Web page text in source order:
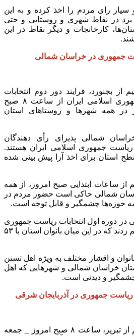
و سیار رای مردم را اخذ کرده و به این
یزد در نقاط شهری و روستایی و حتی
کارخانجات و دیگر نقاط در این
جمهوری در خراسان شمالی
بجنورد، فرایند دور دوم انتخابات
چهاردهم دوره ریاست جمهوری اسلامی ایران از ساعت ۸ صبح
همه شهرها و روستاهای استان
خراسان شمالی پذیرای رأی دهندگان
ریاست جمهوری اسلامی ایران هستند.
سطح استان برای اخذ آرا پیش بینی شده
از ساعات ابتدایی صبح امروز، از همه
شمالی حاکی است حضور مردم در
حوزه‌ها چشمگیر و قابل توجه است.
در دوره اول انتخابات ریاست جمهوری
مشارکت ۴۴ درصدی را رقم زدند که در این میان بانوان استان با ۵۳
و اقشار مختلف به ویژه اهل تسنن
خراسان شمالی و شهرهایی که اهل
و دیدنی است.
ریاست جمهوری در آذربایجان شرقی
به‌گزارش خبرگزاری تسنیم از تبریز، ساعت ۸ صبح امروز _ جمعه